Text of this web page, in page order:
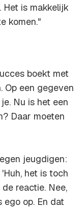
Het is makkelijk
komen."
boekt met
Op een gegeven
Nu is het een
Daar moeten
jeugdigen:
het is toch
reactie. Nee,
op. En dat